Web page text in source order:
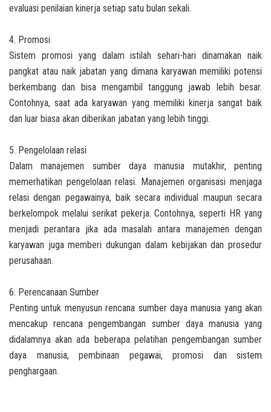
evaluasi penilaian kinerja setiap satu bulan sekali.
4. Promosi
Sistem promosi yang dalam istilah sehari-hari dinamakan naik
pangkat atau naik jabatan yang dimana karyawan memiliki potensi
berkembang dan bisa mengambil tanggung jawab lebih besar.
Contohnya, saat ada karyawan yang memiliki kinerja sangat baik
dan luar biasa akan diberikan jabatan yang lebih tinggi.
5. Pengelolaan relasi
Dalam manajemen sumber daya manusia mutakhir, penting
memerhatikan pengelolaan relasi. Manajemen organisasi menjaga
relasi dengan pegawainya, baik secara individual maupun secara
berkelompok melalui serikat pekerja. Contohnya, seperti HR yang
menjadi perantara jika ada masalah antara manajemen dengan
karyawan juga memberi dukungan dalam kebijakan dan prosedur
perusahaan.
6. Perencanaan Sumber
Penting untuk menyusun rencana sumber daya manusia yang akan
mencakup rencana pengembangan sumber daya manusia yang
didalamnya akan ada beberapa pelatihan pengembangan sumber
daya manusia, pembinaan pegawai, promosi dan sistem
penghargaan.